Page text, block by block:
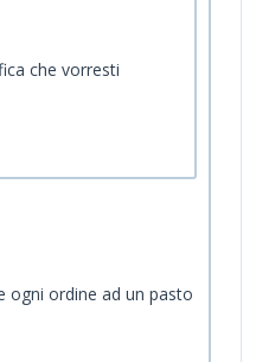
che vorresti
ogni ordine ad un pasto